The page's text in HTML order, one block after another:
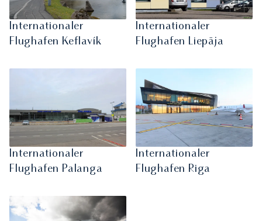
Internationaler
Flughafen Keflavík
Internationaler
Flughafen Liepāja
Internationaler
Flughafen Palanga
Internationaler
Flughafen Riga